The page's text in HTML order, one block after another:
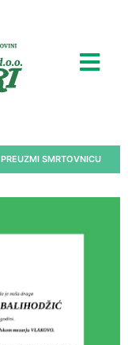
PREUZMI SMRTOVNICU